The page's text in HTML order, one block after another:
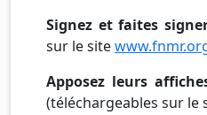
Signez et faites
sur le site
Apposez leurs
(téléchargeables sur le